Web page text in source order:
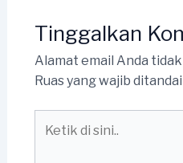
Tinggalkan
Alamat email Anda
Ruas yang wajib ditandai